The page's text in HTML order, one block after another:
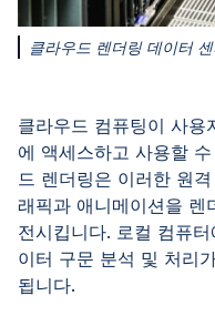
클라우드 렌더링 데이터
클라우드 컴퓨팅이 사용
에 액세스하고 사용할
드 렌더링은 이러한 원
래픽과 애니메이션을
전시킵니다. 로컬 컴퓨
이터 구문 분석 및 처리
됩니다.